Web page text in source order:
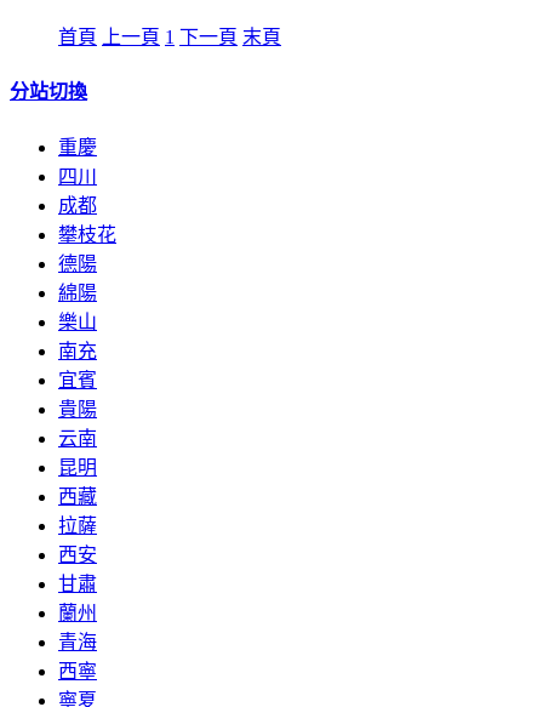
首頁 上一頁 1 下一頁 末頁
分站切換
重慶
四川
成都
攀枝花
德陽
綿陽
樂山
南充
宜賓
貴陽
云南
昆明
西藏
拉薩
西安
甘肅
蘭州
青海
西寧
寧夏